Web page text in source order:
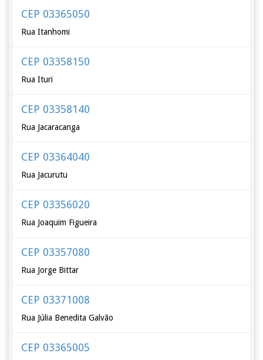
CEP 03365050
Rua Itanhomi
CEP 03358150
Rua Ituri
CEP 03358140
Rua Jacaracanga
CEP 03364040
Rua Jacurutu
CEP 03356020
Rua Joaquim Figueira
CEP 03357080
Rua Jorge Bittar
CEP 03371008
Rua Júlia Benedita Galvão
CEP 03365005